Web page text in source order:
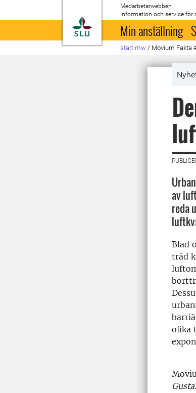
Till startsida
Medarbetarwebben
Information och service för
Min anställning
start mw / Movium Fakta
av
reda
Blad
träd
olika